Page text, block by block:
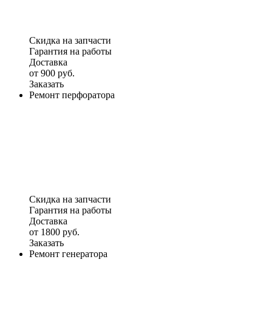
Скидка на запчасти
Гарантия на работы
Доставка
от 900 руб.
Заказать
Ремонт перфоратора
Скидка на запчасти
Гарантия на работы
Доставка
от 1800 руб.
Заказать
Ремонт генератора